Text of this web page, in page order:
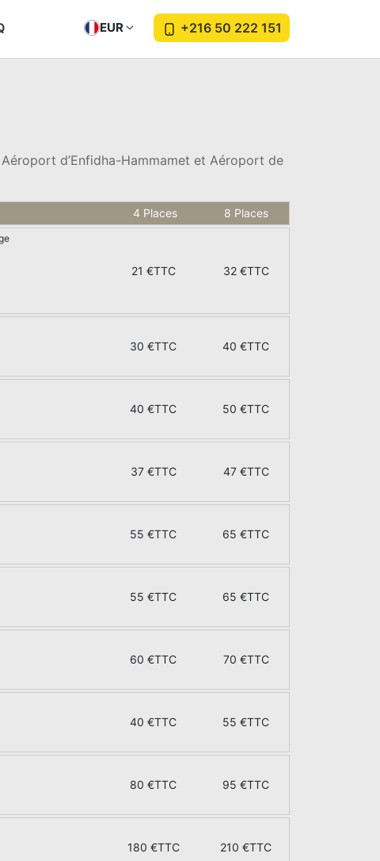
EUR +216 50 222 151
d’Enfidha-Hammamet et Aéroport de
4 Places 8 Places
21 €TTC 32 €TTC
30 €TTC 40 €TTC
40 €TTC 50 €TTC
37 €TTC 47 €TTC
55 €TTC 65 €TTC
55 €TTC 65 €TTC
60 €TTC 70 €TTC
40 €TTC 55 €TTC
80 €TTC 95 €TTC
180 €TTC 210 €TTC